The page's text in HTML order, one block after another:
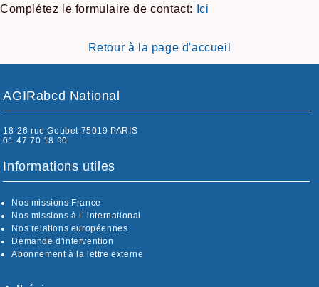
Complétez le formulaire de contact: Ici
Retour à la page d'accueil
AGIRabcd National
18-26 rue Goubet 75019 PARIS
01 47 70 18 90
Informations utiles
Nos missions France
Nos missions à l’ international
Nos relations européennes
Demande d'intervention
Abonnement à la lettre externe